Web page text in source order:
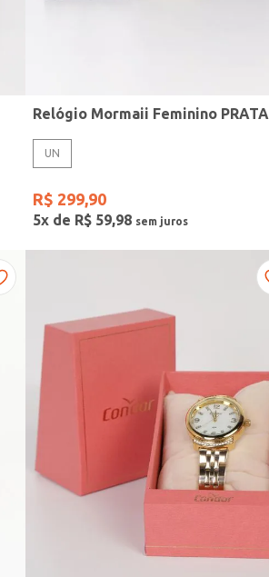
Relógio Mormaii Feminino PRATA
UN
R$ 299,90
5x de R$ 59,98